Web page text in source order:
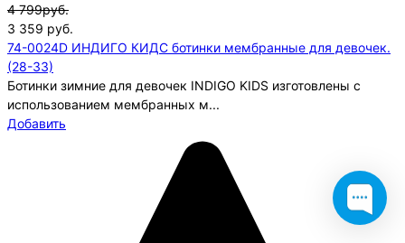
4 799руб.
3 359 руб.
74-0024D ИНДИГО КИДС ботинки мембранные для девочек.
(28-33)
Ботинки зимние для девочек INDIGO KIDS изготовлены с
использованием мембранных м...
Добавить